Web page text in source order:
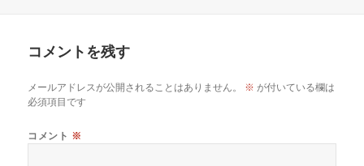
コメントを残す
メールアドレスが公開されることはありません。 ※ が付いている欄は
必須項目です
コメント ※